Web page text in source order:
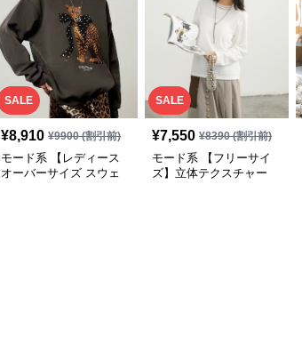
SALE
¥8,910 ¥9900(割引前)
モード系 【レディース
オーバーサイズ スウェ
SALE
¥7,550 ¥8390(割引前)
モード系 【フリーサイ
ズ】立体テクスチャー